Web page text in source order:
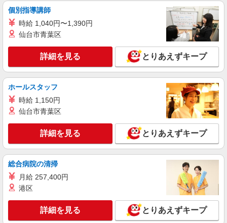
キープ 詳細を見る
株式会社kotrio /●SD-H-2066300
できないことだけ、そっとお手伝い＊障がい者
デイサービスSTAFF
時給1350円〜2062円 ＜日払い有/週払い有/交
キープ 詳細を見る
株式会社kotrio /●SD-H-1975218
福島市｜障がい者施設で軽作業の見守りなど＊
時給1350円〜2062円 ＜日払い有/週払い有/交
通費全支給(ガソリン代含む)＞
福島市内 最寄り駅：福島
個別指導講師
時給 1,040円〜1,390円
仙台市青葉区
詳細を見る とりあえずキープ
ホールスタッフ
時給 1,150円
仙台市青葉区
詳細を見る とりあえずキープ
総合病院の清掃
月給 257,400円
港区
詳細を見る とりあえずキープ